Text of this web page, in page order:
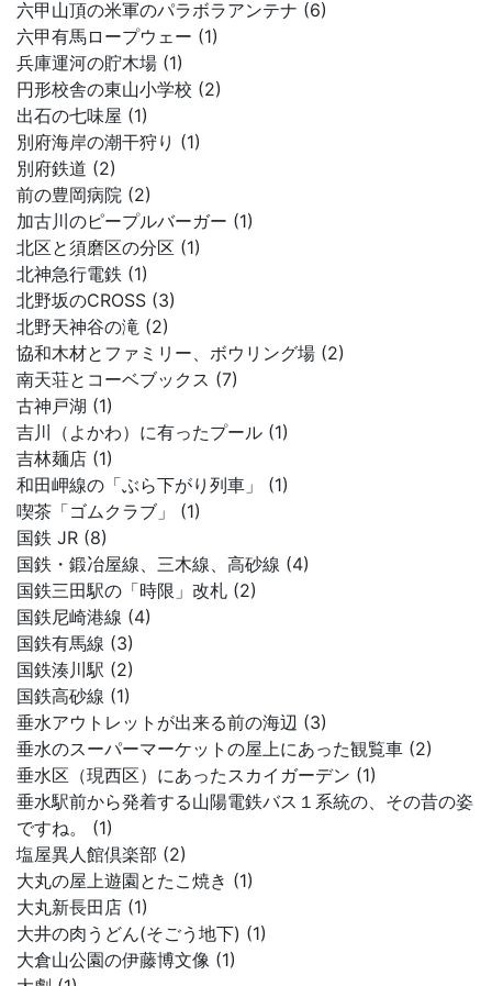
六甲山頂の米軍のパラボラアンテナ (6)
六甲有馬ロープウェー (1)
兵庫運河の貯木場 (1)
円形校舎の東山小学校 (2)
出石の七味屋 (1)
別府海岸の潮干狩り (1)
別府鉄道 (2)
前の豊岡病院 (2)
加古川のピープルバーガー (1)
北区と須磨区の分区 (1)
北神急行電鉄 (1)
北野坂のCROSS (3)
北野天神谷の滝 (2)
協和木材とファミリー、ボウリング場 (2)
南天荘とコーベブックス (7)
古神戸湖 (1)
吉川（よかわ）に有ったプール (1)
吉林麺店 (1)
和田岬線の「ぶら下がり列車」 (1)
喫茶「ゴムクラブ」 (1)
国鉄 JR (8)
国鉄・鍛冶屋線、三木線、高砂線 (4)
国鉄三田駅の「時限」改札 (2)
国鉄尼崎港線 (4)
国鉄有馬線 (3)
国鉄湊川駅 (2)
国鉄高砂線 (1)
垂水アウトレットが出来る前の海辺 (3)
垂水のスーパーマーケットの屋上にあった観覧車 (2)
垂水区（現西区）にあったスカイガーデン (1)
垂水駅前から発着する山陽電鉄バス１系統の、その昔の姿
ですね。 (1)
塩屋異人館倶楽部 (2)
大丸の屋上遊園とたこ焼き (1)
大丸新長田店 (1)
大井の肉うどん(そごう地下) (1)
大倉山公園の伊藤博文像 (1)